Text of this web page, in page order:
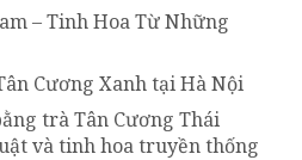
– Tinh Hoa Từ Những
Cương Xanh tại Hà Nội
trà Tân Cương Thái
và tinh hoa truyền thống